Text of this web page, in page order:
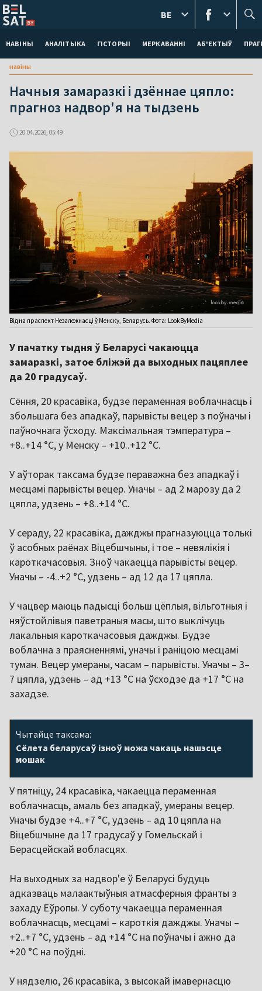
НАВІНЫ АНАЛІТЫКА ГІСТОРЫІ МЕРКАВАННI АБ'ЕКТЫЎ
BE
навіны
Начныя замаразкі і дзённае цяпло:
прагноз надвор'я на тыдзень
20.04.2026, 05:49
Від на праспект Незалежнасці ў Менску, Беларусь. Фота: LookByMedia
У пачатку тыдня ў Беларусі чакаюцца
замаразкі, затое бліжэй да выходных пацяплее
да 20 градусаў.
Сёння, 20 красавіка, будзе пераменная воблачнасць і
збольшага без ападкаў, парывісты вецер з поўначы і
паўночнага ўсходу. Максімальная тэмпература –
+8..+14 °C, у Менску – +10..+12 °C.
У аўторак таксама будзе пераважна без ападкаў і
месцамі парывісты вецер. Уначы – ад 2 марозу да 2
цяпла, удзень – +8..+14 °C.
У сераду, 22 красавіка, дажджы прагназуюцца толькі
ў асобных раёнах Віцебшчыны, і тое – невялікія і
кароткачасовыя. Зноў чакаецца парывісты вецер.
Уначы – -4..+2 °C, удзень – ад 12 да 17 цяпла.
У чацвер маюць падысці больш цёплыя, вільготныя і
няўстойлівыя паветраныя масы, што выклічуць
лакальныя кароткачасовыя дажджы. Будзе
воблачна з праясненнямі, уначы і раніцою месцамі
туман. Вецер умераны, часам – парывісты. Уначы – 3–
7 цяпла, удзень – ад +13 °C на ўсходзе да +17 °C на
захадзе.
Чытайце таксама:
Сёлета беларусаў ізноў можа чакаць нашэсце
мошак
У пятніцу, 24 красавіка, чакаецца пераменная
воблачнасць, амаль без ападкаў, умераны вецер.
Уначы будзе +4..+7 °C, удзень – ад 10 цяпла на
Віцебшчыне да 17 градусаў у Гомельскай і
Берасцейскай вобласцях.
На выходных за надвор'е ў Беларусі будуць
адказваць малаактыўныя атмасферныя франты з
захаду Еўропы. У суботу чакаецца пераменная
воблачнасць, месцамі – кароткія дажджы. Уначы –
+2..+7 °C, удзень – ад +14 °C на поўначы і ажно да
+20 °C на поўдні.
У нядзелю, 26 красавіка, з высокай імавернасцю